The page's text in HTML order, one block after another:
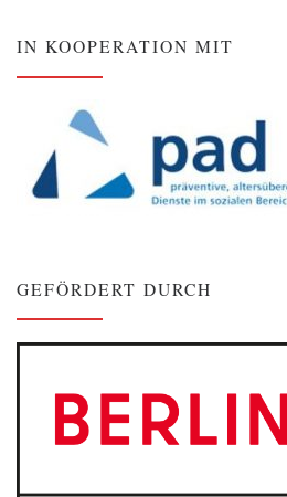
IN KOOPERATION MIT
GEFÖRDERT DURCH